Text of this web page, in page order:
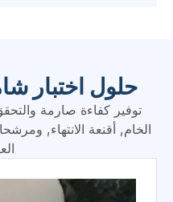
توفير كفاءة صارمة
الخام, أقنعة الانتهاء,